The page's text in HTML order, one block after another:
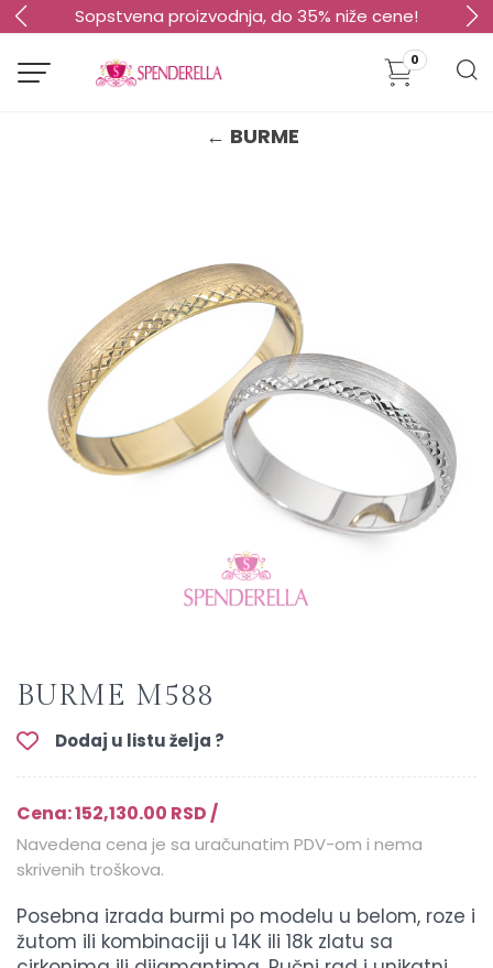
Sopstvena proizvodnja, do 35% niže cene!
0
← BURME
BURME M588
Dodaj u listu želja ?
Cena: 152,130.00 RSD /
Navedena cena je sa uračunatim PDV-om i nema
skrivenih troškova.
Posebna izrada burmi po modelu u belom, roze i
žutom ili kombinaciji u 14K ili 18k zlatu sa